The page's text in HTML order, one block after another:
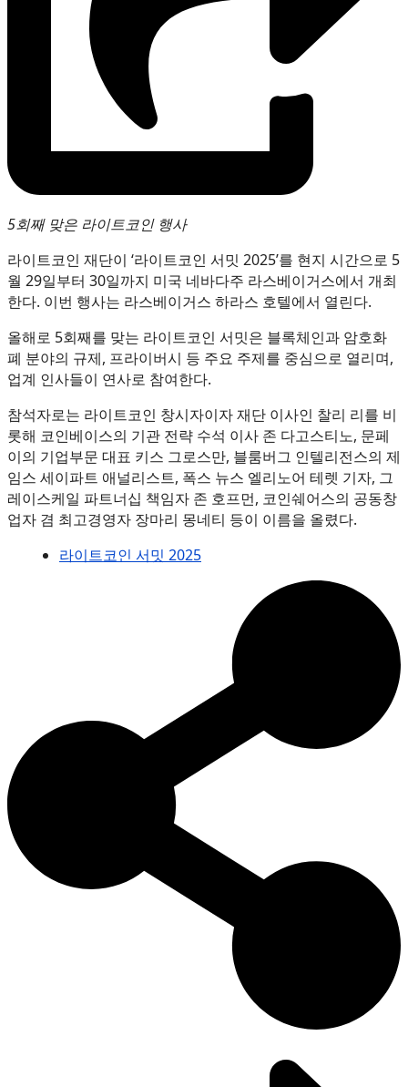
5회째 맞은 라이트코인 행사
라이트코인 재단이 ‘라이트코인 서밋 2025’를 현지 시간으로 5
월 29일부터 30일까지 미국 네바다주 라스베이거스에서 개최
한다. 이번 행사는 라스베이거스 하라스 호텔에서 열린다.
올해로 5회째를 맞는 라이트코인 서밋은 블록체인과 암호화
폐 분야의 규제, 프라이버시 등 주요 주제를 중심으로 열리며,
업계 인사들이 연사로 참여한다.
참석자로는 라이트코인 창시자이자 재단 이사인 찰리 리를 비
롯해 코인베이스의 기관 전략 수석 이사 존 다고스티노, 문페
이의 기업부문 대표 키스 그로스만, 블룸버그 인텔리전스의 제
임스 세이파트 애널리스트, 폭스 뉴스 엘리노어 테렛 기자, 그
레이스케일 파트너십 책임자 존 호프먼, 코인쉐어스의 공동창
업자 겸 최고경영자 장마리 몽네티 등이 이름을 올렸다.
라이트코인 서밋 2025